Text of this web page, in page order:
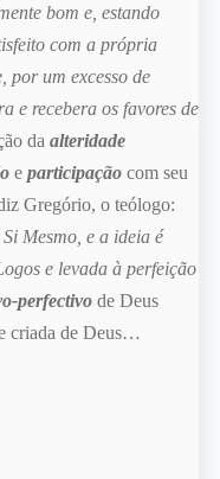
bom e, estando
com a própria
por um excesso de
e recebera os favores de
da alteridade
e participação com seu
Gregório, o teólogo:
Mesmo, e a ideia é
e levada à perfeição
perfectivo de Deus
criada de Deus…